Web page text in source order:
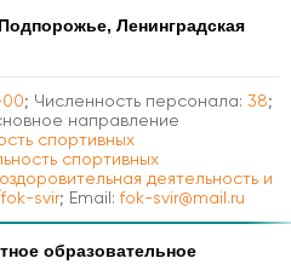
Ленинградская
00; Численность персонала: 38;
направление
спортивных
спортивных
деятельность и
svir; Email:fok-svir@mail.ru
образовательное